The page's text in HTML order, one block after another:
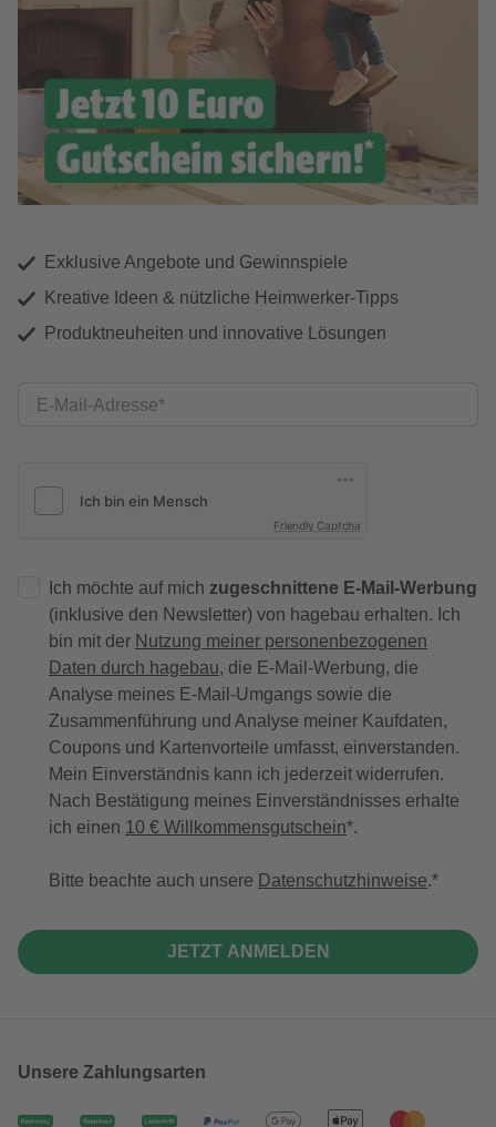
Exklusive Angebote und Gewinnspiele
Kreative Ideen & nützliche Heimwerker-Tipps
Produktneuheiten und innovative Lösungen
E-Mail-Adresse
Friendly Captcha
Ich möchte auf mich zugeschnittene E-Mail-Werbung
(inklusive den Newsletter) von hagebau erhalten. Ich
bin mit der Nutzung meiner personenbezogenen
Daten durch hagebau, die E-Mail-Werbung, die
Analyse meines E-Mail-Umgangs sowie die
Zusammenführung und Analyse meiner Kaufdaten,
Coupons und Kartenvorteile umfasst, einverstanden.
Mein Einverständnis kann ich jederzeit widerrufen.
Nach Bestätigung meines Einverständnisses erhalte
ich einen 10 € Willkommensgutschein*.
Bitte beachte auch unsere Datenschutzhinweise.
JETZT ANMELDEN
Unsere Zahlungsarten